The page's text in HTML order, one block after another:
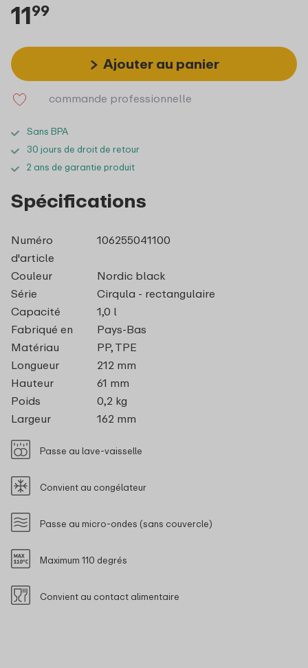
1199
Ajouter au panier
commande professionnelle
Sans BPA
30 jours de droit de retour
2 ans de garantie produit
Spécifications
Numéro
d'article
106255041100
Couleur
Nordic black
Série
Cirqula - rectangulaire
Capacité
1,0 l
Fabriqué en
Pays-Bas
Matériau
PP, TPE
Longueur
212 mm
Hauteur
61 mm
Poids
0,2 kg
Largeur
162 mm
Passe au lave-vaisselle
Convient au congélateur
Passe au micro-ondes (sans couvercle)
Maximum 110 degrés
Convient au contact alimentaire